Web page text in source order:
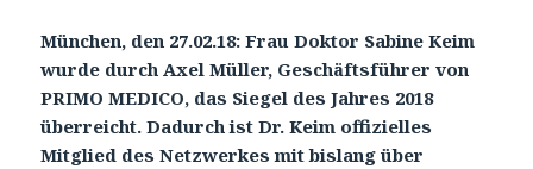
München, den 27.02.18: Frau Doktor Sabine Keim
wurde durch Axel Müller, Geschäftsführer von
PRIMO MEDICO, das Siegel des Jahres 2018
überreicht. Dadurch ist Dr. Keim offizielles
Mitglied des Netzwerkes mit bislang über